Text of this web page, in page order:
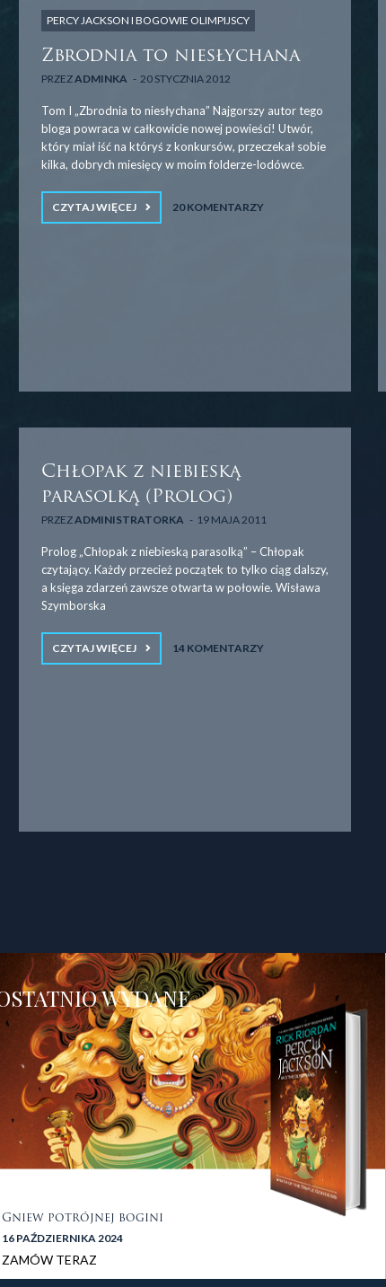
PERCY JACKSON I BOGOWIE OLIMPIJSCY
Zbrodnia to niesłychana
PRZEZADMINKA 20 STYCZNIA 2012
Tom I „Zbrodnia to niesłychana” Najgorszy autor tego
bloga powraca w całkowicie nowej powieści! Utwór,
który miał iść na któryś z konkursów, przeczekał sobie
kilka, dobrych miesięcy w moim folderze-lodówce.
CZYTAJ WIĘCEJ 20 KOMENTARZY
Chłopak z niebieską
parasolką (Prolog)
PRZEZADMINISTRATORKA 19 MAJA 2011
Prolog „Chłopak z niebieską parasolką” – Chłopak
czytający. Każdy przecież początek to tylko ciąg dalszy,
a księga zdarzeń zawsze otwarta w połowie. Wisława
Szymborska
CZYTAJ WIĘCEJ 14 KOMENTARZY
2
WYDANE
Gniew potrójnej bogini
16 PAŹDZIERNIKA 2024
ZAMÓW TERAZ